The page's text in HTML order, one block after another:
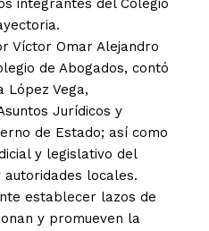
integrantes del Colegio
Víctor Omar Alejandro
de Abogados, contó
López Vega,
Jurídicos y
de Estado; así como
y legislativo del
autoridades locales.
establecer lazos de
y promueven la